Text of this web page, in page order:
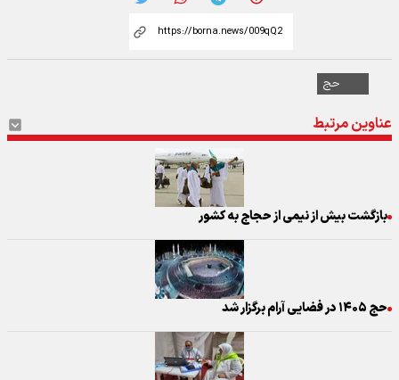
حج
عناوین مرتبط
بازگشت بیش از نیمی از حجاج به کشور
حج ۱۴۰۵ در فضایی آرام برگزار شد